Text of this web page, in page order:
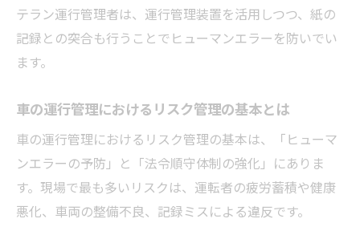
テラン運行管理者は、運行管理装置を活用しつつ、紙の
記録との突合も行うことでヒューマンエラーを防いでい
ます。
車の運行管理におけるリスク管理の基本とは
車の運行管理におけるリスク管理の基本は、「ヒューマ
ンエラーの予防」と「法令順守体制の強化」にありま
す。現場で最も多いリスクは、運転者の疲労蓄積や健康
悪化、車両の整備不良、記録ミスによる違反です。